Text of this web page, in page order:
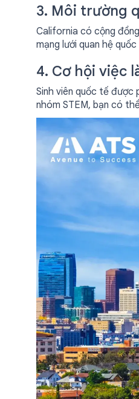
3. Môi trường
California có cộng
mạng lưới quan hệ
4. Cơ hội việc
Sinh viên quốc tế được
nhóm STEM, bạn có